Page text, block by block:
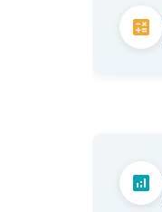
calculate
analytics